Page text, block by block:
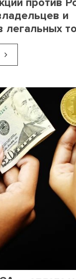
против
и
легальных